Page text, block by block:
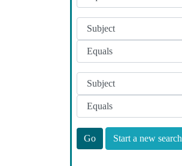
Start a new search